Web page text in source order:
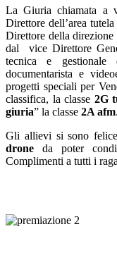
La Giuria chiamata a
Direttore dell’area
Direttore della direzione
dal vice Direttore
tecnica e
documentarista e
progetti speciali per
classifica, la classe 2G
giuria” la classe 2A afm.
Gli allievi si sono
drone da poter
Complimenti a tutti i